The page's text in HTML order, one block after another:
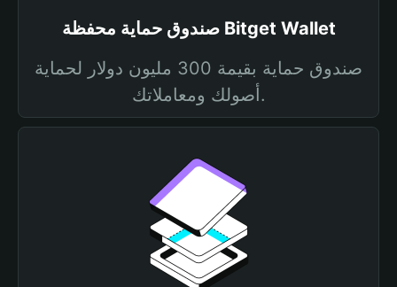
صندوق حماية محفظة Bitget Wallet
صندوق حماية بقيمة 300 مليون دولار لحماية
أصولك ومعاملاتك.